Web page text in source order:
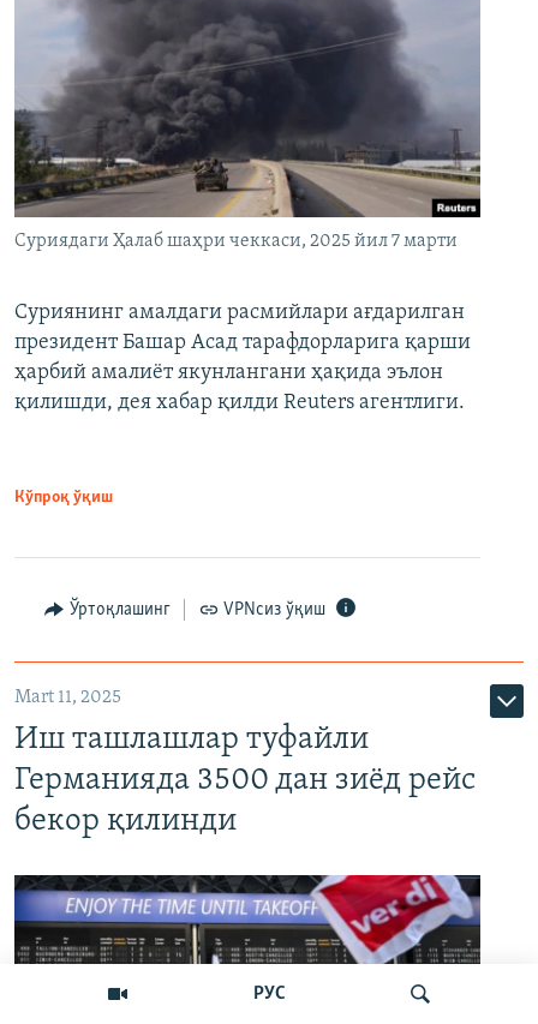
РУС
Суриядаги Ҳалаб шаҳри чеккаси, 2025 йил 7 марти
Суриянинг амалдаги расмийлари ағдарилган
президент Башар Асад тарафдорларига қарши
ҳарбий амалиёт якунлангани ҳақида эълон
қилишди, дея хабар қилди Reuters агентлиги.
Кўпроқ ўқиш
Ўртоқлашинг VPNсиз ўқиш
Mart 11, 2025
Иш ташлашлар туфайли
Германияда 3500 дан зиёд рейс
бекор қилинди